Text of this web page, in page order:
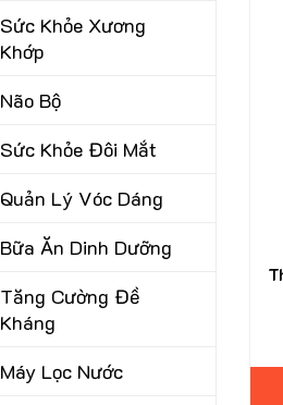
Sức Khỏe Xương
Khớp
Não Bộ
Sức Khỏe Đôi Mắt
Quản Lý Vóc Dáng
Bữa Ăn Dinh Dưỡng
Tăng Cường Đề
Kháng
Máy Lọc Nước